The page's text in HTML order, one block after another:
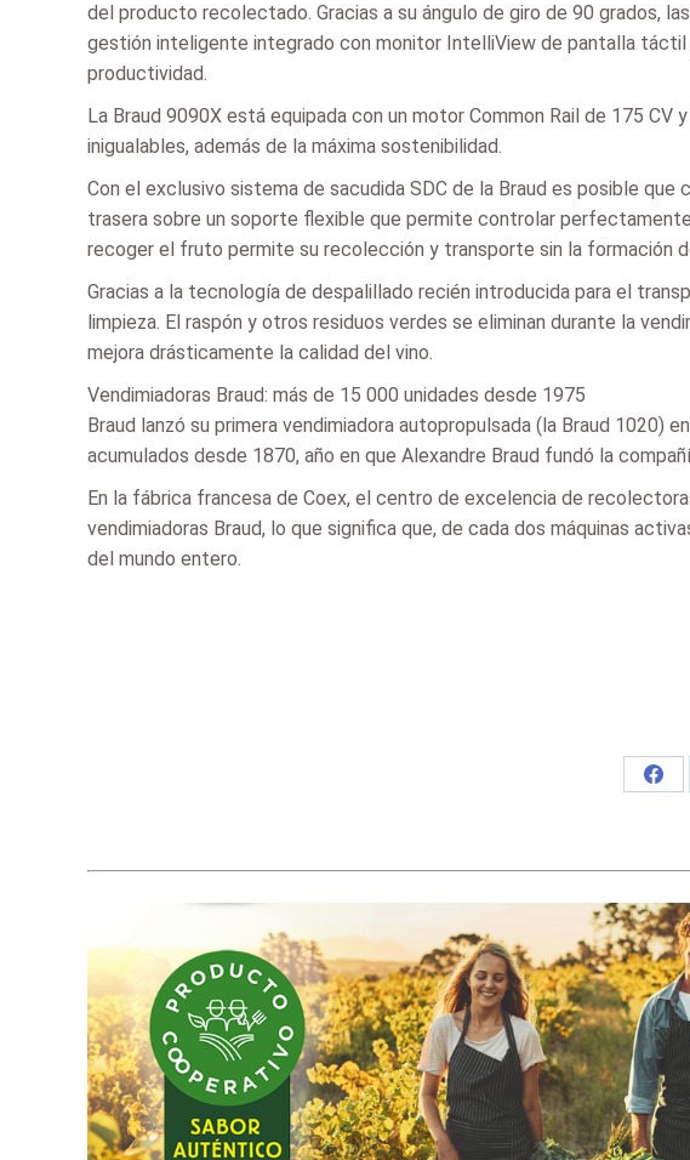
del producto recolectado. Gracias a su ángulo de giro de 90 grados,
gestión inteligente integrado con monitor IntelliView de pantalla
productividad.
La Braud 9090X está equipada con un motor Common Rail de 175
inigualables, además de la máxima sostenibilidad.
Con el exclusivo sistema de sacudida SDC de la Braud es posible
trasera sobre un soporte flexible que permite controlar
recoger el fruto permite su recolección y transporte sin la formación
Gracias a la tecnología de despalillado recién introducida para el
limpieza. El raspón y otros residuos verdes se eliminan durante la
mejora drásticamente la calidad del vino.
Vendimiadoras Braud: más de 15 000 unidades desde 1975
Braud lanzó su primera vendimiadora autopropulsada (la Braud
acumulados desde 1870, año en que Alexandre Braud fundó la
En la fábrica francesa de Coex, el centro de excelencia de
vendimiadoras Braud, lo que significa que, de cada dos máquinas
del mundo entero.